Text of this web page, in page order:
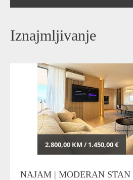
Iznajmljivanje
2.800,00 KM / 1.450,00 €
NAJAM | MODERAN STAN